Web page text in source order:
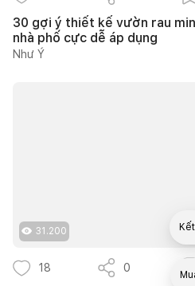
30 gợi ý thiết kế vườn rau
nhà phố cực dễ áp dụng
Như Ý
31.200
18 0